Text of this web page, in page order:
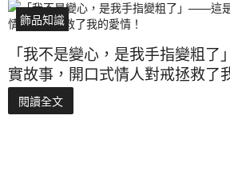
飾品知識
「我不是變心，是我手指變粗
實故事，開口式情人對戒拯救了
閱讀全文